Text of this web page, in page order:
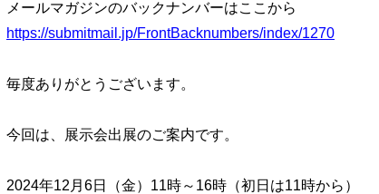
メールマガジンのバックナンバーはここから
https://submitmail.jp/FrontBacknumbers/index/1270
毎度ありがとうございます。
今回は、展示会出展のご案内です。
2024年12月6日（金）11時～16時（初日は11時から）